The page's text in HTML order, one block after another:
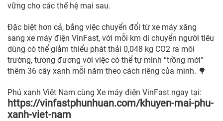
vững cho các thế hệ mai sau.
Đặc biệt hơn cả, bằng việc chuyển đổi từ xe máy xăng
sang xe máy điện VinFast, với mỗi km di chuyển người tiêu
dùng có thể giảm thiểu phát thải 0,048 kg CO2 ra môi
trường, tương đương với việc có thể tự mình “trồng mới”
thêm 36 cây xanh mỗi năm theo cách riêng của mình. 🌳
Phủ xanh Việt Nam cùng Xe máy điện VinFast ngay tại:
https://vinfastphunhuan.com/khuyen-mai-phu-
xanh-viet-nam